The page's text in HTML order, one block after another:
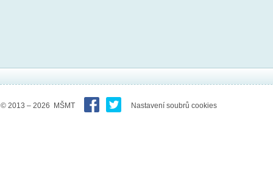
© 2013 – 2026 MŠMT Nastavení soubrů cookies